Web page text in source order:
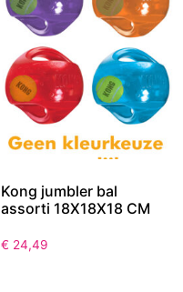
Kong jumbler bal
assorti 18X18X18 CM
€ 24,49